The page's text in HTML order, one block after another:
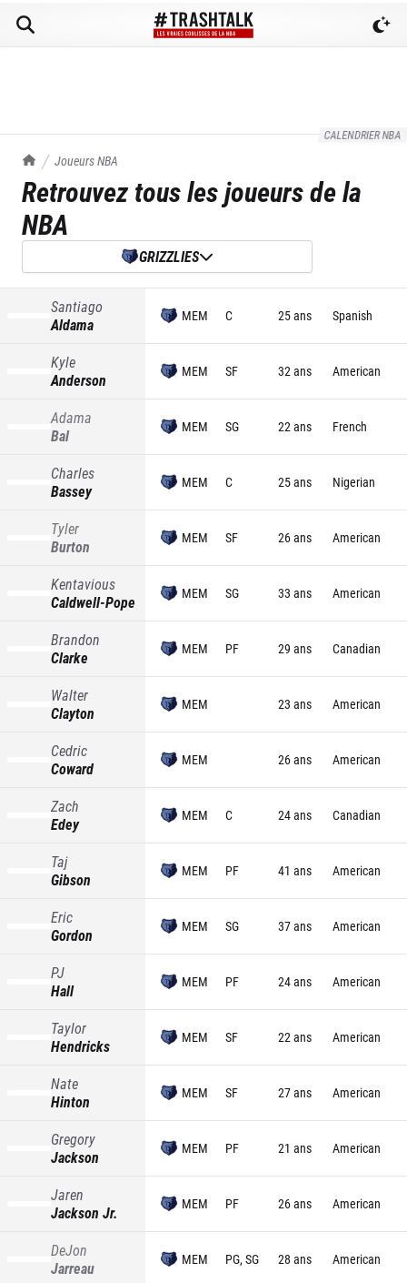
CALENDRIER NBA
TrashTalk Actu NBA
Joueurs NBA
Retrouvez tous les joueurs de la
NBA
GRIZZLIES
Santiago
Aldama
MEM C 25 ans Spanish
Kyle
Anderson
MEM SF 32 ans American
Adama
Bal
MEM SG 22 ans French
Charles
Bassey
MEM C 25 ans Nigerian
Tyler
Burton
MEM SF 26 ans American
Kentavious
Caldwell-Pope
MEM SG 33 ans American
Brandon
Clarke
MEM PF 29 ans Canadian
Walter
Clayton
MEM 23 ans American
Cedric
Coward
MEM 26 ans American
Zach
Edey
MEM C 24 ans Canadian
Taj
Gibson
MEM PF 41 ans American
Eric
Gordon
MEM SG 37 ans American
PJ
Hall
MEM PF 24 ans American
Taylor
Hendricks
MEM SF 22 ans American
Nate
Hinton
MEM SF 27 ans American
Gregory
Jackson
MEM PF 21 ans American
Jaren
Jackson Jr.
MEM PF 26 ans American
DeJon
Jarreau
MEM PG, SG 28 ans American